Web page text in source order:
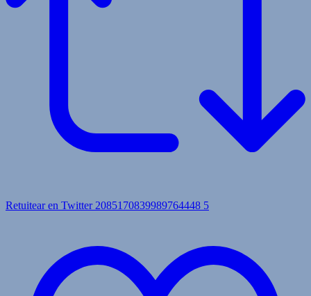
Retuitear en Twitter 2085170839989764448 5